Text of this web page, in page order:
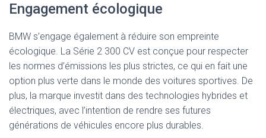
Engagement écologique
BMW s’engage également à réduire son empreinte
écologique. La Série 2 300 CV est conçue pour respecter
les normes d’émissions les plus strictes, ce qui en fait une
option plus verte dans le monde des voitures sportives. De
plus, la marque investit dans des technologies hybrides et
électriques, avec l’intention de rendre ses futures
générations de véhicules encore plus durables.